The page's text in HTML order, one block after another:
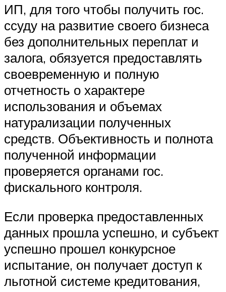
ИП, для того чтобы получить гос.
ссуду на развитие своего бизнеса
без дополнительных переплат и
залога, обязуется предоставлять
своевременную и полную
отчетность о характере
использования и объемах
натурализации полученных
средств. Объективность и полнота
полученной информации
проверяется органами гос.
фискального контроля.
Если проверка предоставленных
данных прошла успешно, и субъект
успешно прошел конкурсное
испытание, он получает доступ к
льготной системе кредитования,